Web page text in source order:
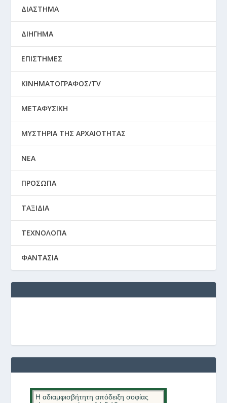
ΔΙΑΣΤΗΜΑ
ΔΙΗΓΗΜΑ
ΕΠΙΣΤΗΜΕΣ
ΚΙΝΗΜΑΤΟΓΡΑΦΟΣ/TV
ΜΕΤΑΦΥΣΙΚΗ
ΜΥΣΤΗΡΙΑ ΤΗΣ ΑΡΧΑΙΟΤΗΤΑΣ
ΝΕΑ
ΠΡΟΣΩΠΑ
ΤΑΞΙΔΙΑ
ΤΕΧΝΟΛΟΓΙΑ
ΦΑΝΤΑΣΙΑ